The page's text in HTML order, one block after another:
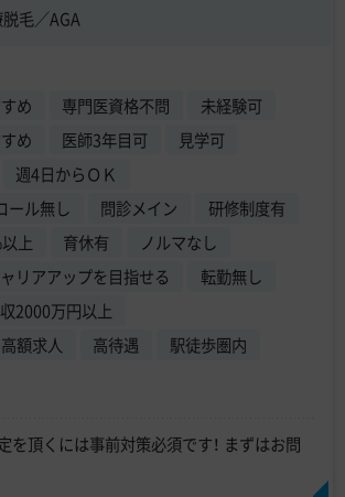
毛／AGA
め 専門医資格不問
未経験可
め
医師3年目可
見学可
週4日からＯＫ
ール無し
問診メイン
研修制度有
上
育休有
ノルマなし
リアアップを目指せる
転勤無し
2000万円以上
額求人
高待遇
駅徒歩圏内
を頂くには事前対策必須です！ まずはお問